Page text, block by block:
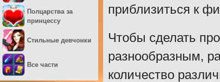
приблизиться к
Чтобы сделать
разнообразным,
количество
Полцарства за
принцессу
Стильные девчонки
Все части